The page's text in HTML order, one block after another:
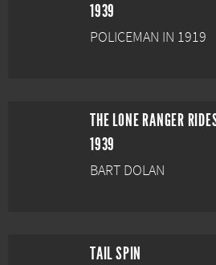
1939
POLICEMAN IN 1919
THE LONE RANGER
1939
BART DOLAN
TAIL SPIN